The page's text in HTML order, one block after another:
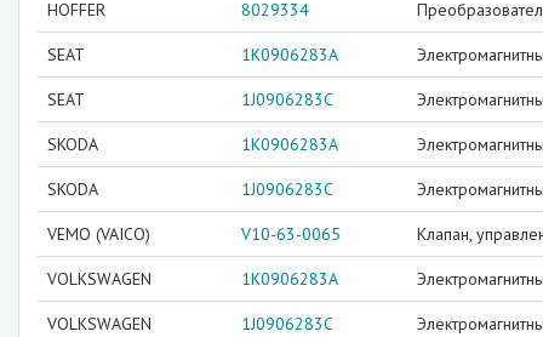
HOFFER 8029334
SEAT 1K0906283A
SEAT 1J0906283C
SKODA 1K0906283A
SKODA 1J0906283C
VEMO (VAICO) V10-63-0065 Клапан,
VOLKSWAGEN 1K0906283A
VOLKSWAGEN 1J0906283C